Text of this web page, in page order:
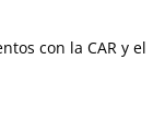
con la CAR y el